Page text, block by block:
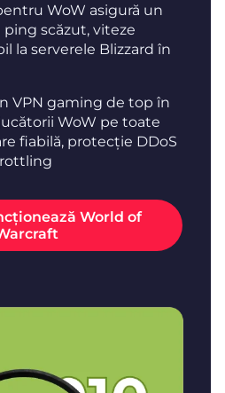
WoW asigură un
scăzut, viteze
la serverele Blizzard în
VPN gaming de top în
WoW pe toate
fiabilă, protecție DDoS
World of